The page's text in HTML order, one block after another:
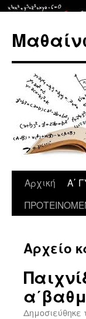
περιεχόμενο
Αρχική Α΄
Αρχείο
Δημοσιεύθηκε